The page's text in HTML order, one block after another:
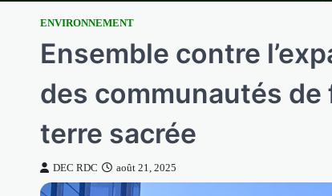
ENVIRONNEMENT
Ensemble contre
des communautés de
terre sacrée
DEC RDC août 21, 2025